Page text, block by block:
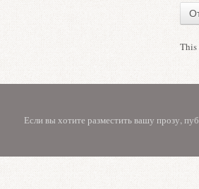
This
Если вы хотите разместить вашу прозу,